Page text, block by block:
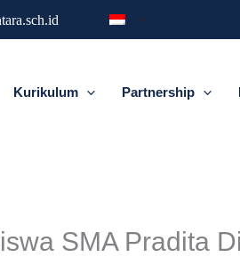
Kurikulum Partnership
SMA Pradita